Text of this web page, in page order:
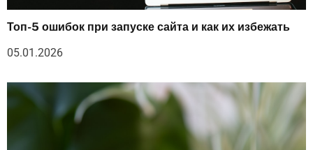
Топ-5 ошибок при запуске сайта и как их избежать
05.01.2026